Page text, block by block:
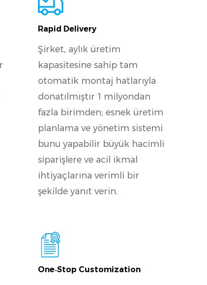
Rapid Delivery
Şirket, aylık üretim
kapasitesine sahip tam
otomatik montaj hatlarıyla
donatılmıştır 1 milyondan
fazla birimden; esnek üretim
planlama ve yönetim sistemi
bunu yapabilir büyük hacimli
siparişlere ve acil ikmal
ihtiyaçlarına verimli bir